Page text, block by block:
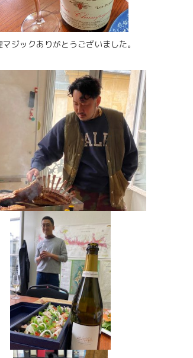
ジックありがとうございました。